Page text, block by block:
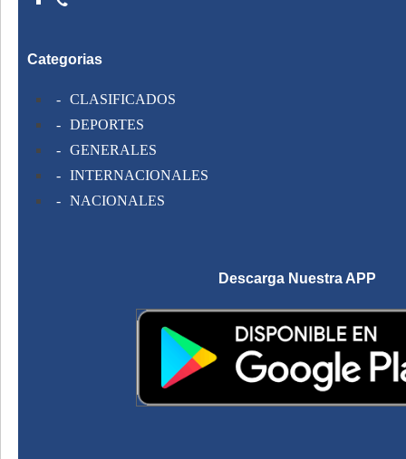
Categorias
CLASIFICADOS
DEPORTES
GENERALES
INTERNACIONALES
NACIONALES
Descarga Nuestra APP